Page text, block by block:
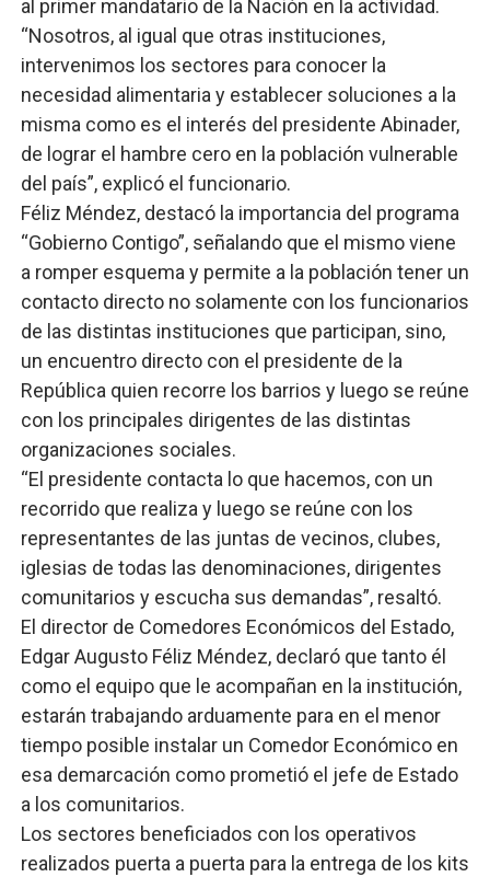
al primer mandatario de la Nación en la actividad.
“Nosotros, al igual que otras instituciones,
intervenimos los sectores para conocer la
necesidad alimentaria y establecer soluciones a la
misma como es el interés del presidente Abinader,
de lograr el hambre cero en la población vulnerable
del país”, explicó el funcionario.
Féliz Méndez, destacó la importancia del programa
“Gobierno Contigo”, señalando que el mismo viene
a romper esquema y permite a la población tener un
contacto directo no solamente con los funcionarios
de las distintas instituciones que participan, sino,
un encuentro directo con el presidente de la
República quien recorre los barrios y luego se reúne
con los principales dirigentes de las distintas
organizaciones sociales.
“El presidente contacta lo que hacemos, con un
recorrido que realiza y luego se reúne con los
representantes de las juntas de vecinos, clubes,
iglesias de todas las denominaciones, dirigentes
comunitarios y escucha sus demandas”, resaltó.
El director de Comedores Económicos del Estado,
Edgar Augusto Féliz Méndez, declaró que tanto él
como el equipo que le acompañan en la institución,
estarán trabajando arduamente para en el menor
tiempo posible instalar un Comedor Económico en
esa demarcación como prometió el jefe de Estado
a los comunitarios.
Los sectores beneficiados con los operativos
realizados puerta a puerta para la entrega de los kits